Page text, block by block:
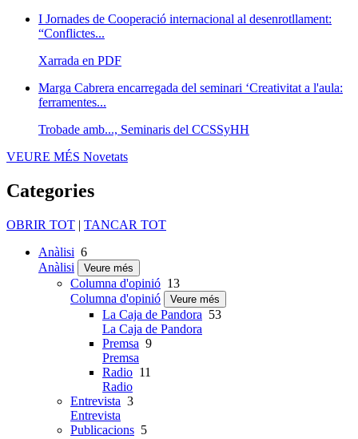
I Jornades de Cooperació internacional al desenrotllament:
“Conflictes...
Xarrada en PDF
Marga Cabrera encarregada del seminari ‘Creativitat a l'aula:
ferramentes...
Trobade amb..., Seminaris del CCSSyHH
VEURE MÉS Novetats
Categories
OBRIR TOT | TANCAR TOT
Anàlisi 6
Anàlisi
Veure més
Columna d'opinió 13
Columna d'opinió
Veure més
La Caja de Pandora 53
La Caja de Pandora
Premsa 9
Premsa
Radio 11
Radio
Entrevista 3
Entrevista
Publicacions 5